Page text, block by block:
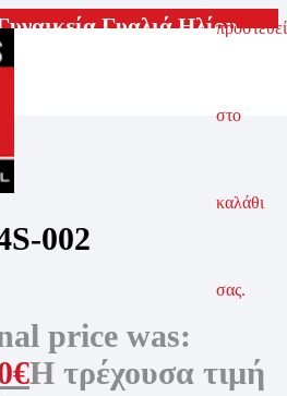
προστεθεί
στο
καλάθι
σας.
Γυαλιά Ηλίου
002
price was:
€Η τρέχουσα τιμή